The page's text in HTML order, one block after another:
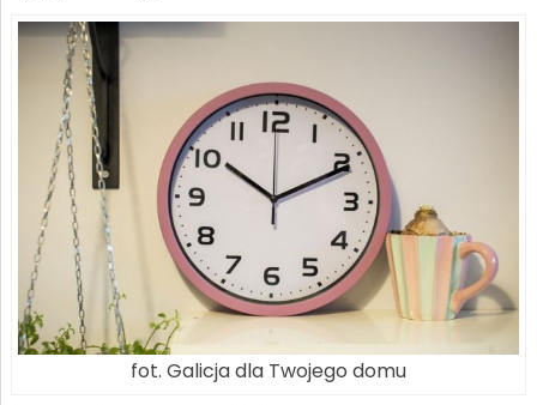
fot. Galicja dla Twojego domu